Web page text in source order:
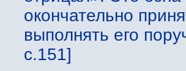
окончательно
выполнять его
с.151]